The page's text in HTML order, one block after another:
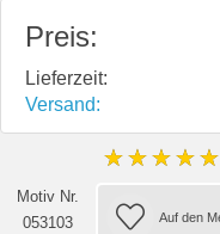
Preis:
Lieferzeit:
Versand:
★★★★★
Motiv Nr.
053103